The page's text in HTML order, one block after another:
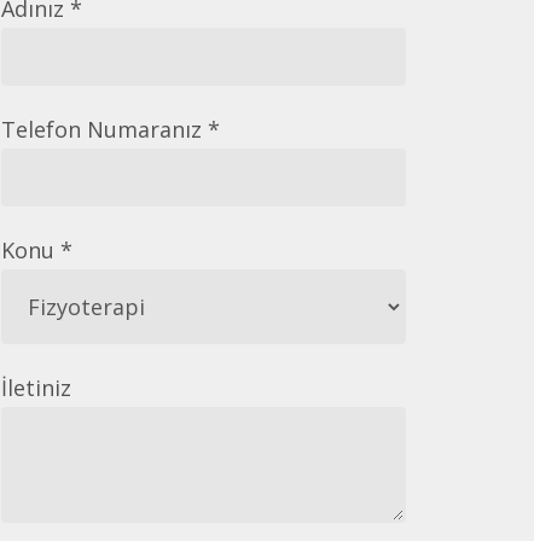
Adınız *
Telefon Numaranız *
Konu *
İletiniz